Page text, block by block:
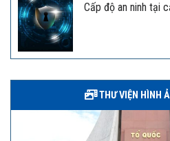
Cấp độ an ninh tại
THƯ VIỆN HÌNH